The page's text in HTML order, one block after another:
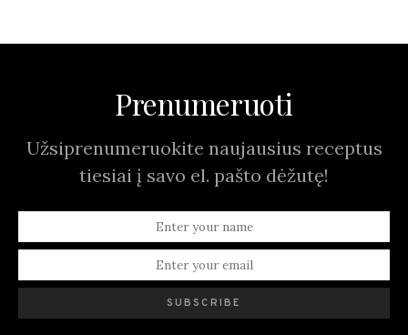
Prenumeruoti
Užsiprenumeruokite naujausius receptus
tiesiai į savo el. pašto dėžutę!
SUBSCRIBE